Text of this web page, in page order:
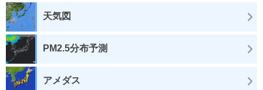
天気図
PM2.5分布予測
アメダス